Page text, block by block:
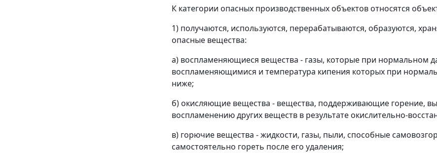
К категории опасных производственных объектов относятся
1) получаются, используются, перерабатываются, образуются,
опасные вещества:
а) воспламеняющиеся вещества - газы, которые при нормальном
воспламеняющимися и температура кипения которых при
ниже;
б) окисляющие вещества - вещества, поддерживающие горение,
воспламенению других веществ в результате окислительно-
в) горючие вещества - жидкости, газы, пыли, способные
самостоятельно гореть после его удаления;